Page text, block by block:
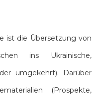
ist die Übersetzung von
ins Ukrainische,
umgekehrt). Darüber
(Prospekte,